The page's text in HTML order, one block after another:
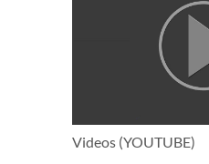
Videos (YOUTUBE)